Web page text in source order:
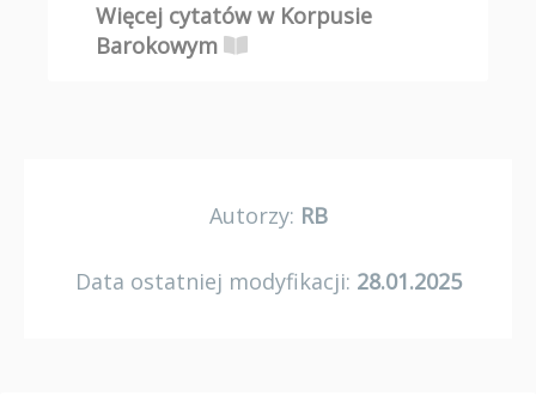
Więcej cytatów w Korpusie
Barokowym
Autorzy: RB
Data ostatniej modyfikacji: 28.01.2025